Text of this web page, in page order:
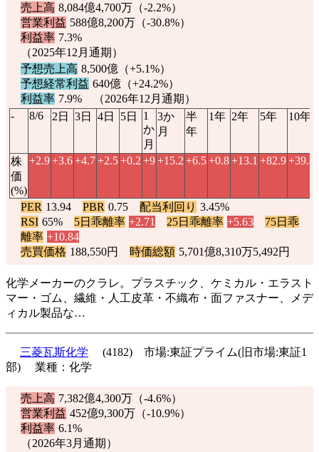
売上高 8,084億4,700万（-2.2%）
営業利益 588億8,200万（-30.8%）
利益率 7.3%
（2025年12月通期）
予想売上高 8,500億（+5.1%）
予想経常利益 640億（+24.2%）
利益率 7.9% （2026年12月通期）
-
8/6 2日 3日 4日 5日
1
か
月
3か
月
半
年
1年 2年 5年 10年
株
価
(%)
+2.9+3.6+4.7+2.5+0.2 +9+15.2 +6.5+0.8+13.1 +82.9+39.8
PER 13.94 PBR 0.75 配当利回り 3.45%
RSI 65% 5日乖離率 +2.71 25日乖離率 +5.63
75日乖
離率 +10.84
売買価格 188,550円 時価総額 5,701億8,310万5,492円
化学メーカーのクラレ。プラスチック、ケミカル・エラスト
マー・ゴム、繊維・人工皮革・不織布・面ファスナー、メデ
ィカル製品な…
三菱瓦斯化学
(4182) 市場:東証プライム(旧市場:東証1
部) 業種：化学
売上高 7,382億4,300万（-4.6%）
営業利益 452億9,300万（-10.9%）
利益率 6.1%
（2026年3月通期）